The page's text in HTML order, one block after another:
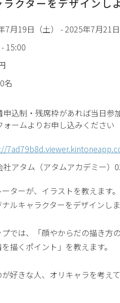
クターをデザインし
7月19日（土） - 2025年7月21日
15:00
名
込制・残席枠があれば当日参
ォームよりお申し込みください
社アタム（アタムアカデミー
ターが、イラストを教えます。
ルキャラクターをデザインし
では、「顔やからだの描き方
描くポイント」を教えます。
好きな人、オリキャラを考え